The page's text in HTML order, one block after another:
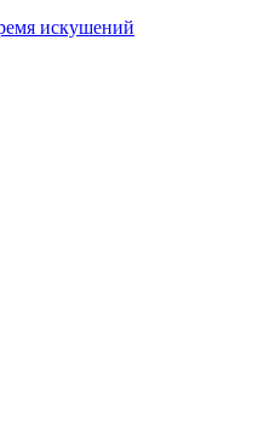
искушений